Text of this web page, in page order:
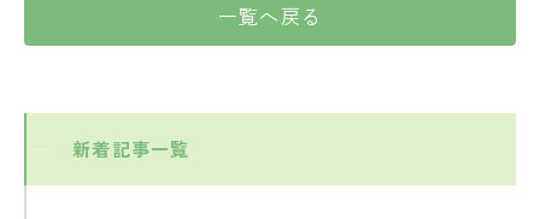
一覧へ戻る
新着記事一覧